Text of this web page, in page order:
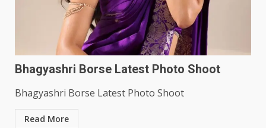
Bhagyashri Borse Latest Photo Shoot
Bhagyashri Borse Latest Photo Shoot
Read More